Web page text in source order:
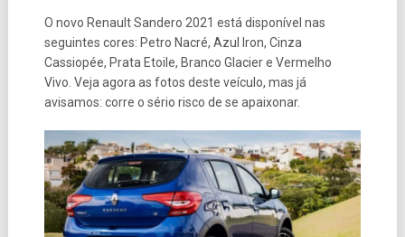
O novo Renault Sandero 2021 está disponível nas
seguintes cores: Petro Nacré, Azul Iron, Cinza
Cassiopée, Prata Etoile, Branco Glacier e Vermelho
Vivo. Veja agora as fotos deste veículo, mas já
avisamos: corre o sério risco de se apaixonar.